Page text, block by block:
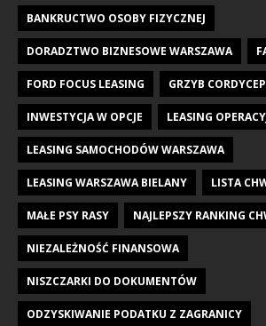
BANKRUCTWO OSOBY FIZYCZNEJ
DORADZTWO BIZNESOWE WARSZAWA
FORD FOCUS LEASING GRZYB
INWESTYCJA W OPCJE LEASING
LEASING SAMOCHODÓW WARSZAWA
LEASING WARSZAWA BIELANY LISTA
MAŁE PSY RASY NAJLEPSZY RANKING
NIEZALEŻNOŚĆ FINANSOWA
NISZCZARKI DO DOKUMENTÓW
ODZYSKIWANIE PODATKU Z ZAGRANICY